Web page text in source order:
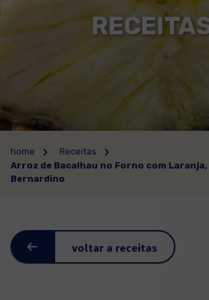
home
Receitas
Arroz de Bacalhau no Forno com
Bernardino
voltar a receitas